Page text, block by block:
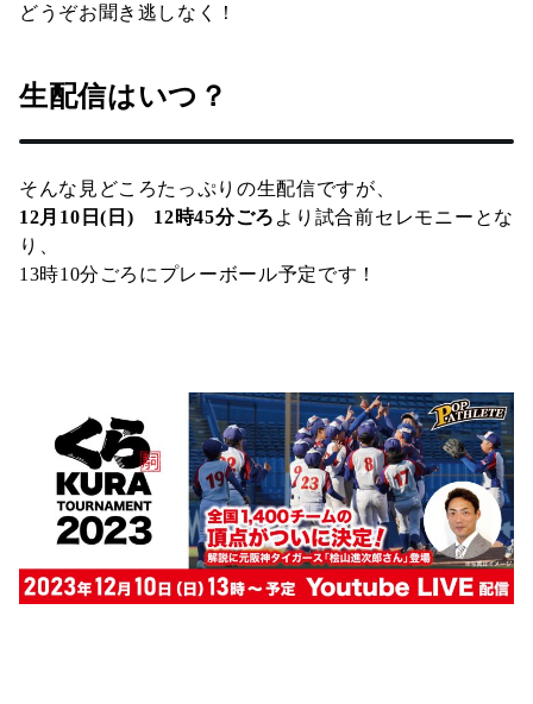
どうぞお聞き逃しなく！
生配信はいつ？
そんな見どころたっぷりの生配信ですが、
12月10日(日) 12時45分ごろ より試合前セレモニーとな
り、
13時10分ごろにプレーボール予定です！